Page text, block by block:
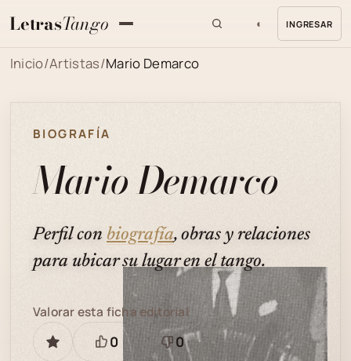
LetrasTango ◐ INGRESAR
Inicio/Artistas/Mario Demarco
BIOGRAFÍA
Mario Demarco
Perfil con biografía, obras y relaciones
para ubicar su lugar en el tango.
GUARDAR
Valorar esta ficha editorial
Está
0
Necesita
0